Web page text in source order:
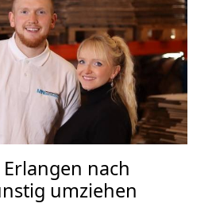
nach
umziehen